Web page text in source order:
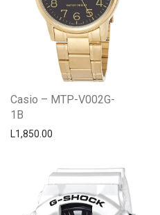
Casio – MTP-V002G-
1B
L1,850.00